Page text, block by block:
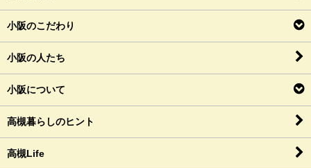
小阪のこだわり
小阪の人たち
小阪について
高槻暮らしのヒント
高槻Life